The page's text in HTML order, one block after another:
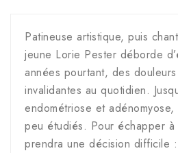
Patineuse artistique, puis
jeune Lorie Pester déborde
années pourtant, des douleurs
invalidantes au quotidien.
endométriose et
peu étudiés. Pour échapper
prendra une décision difficile